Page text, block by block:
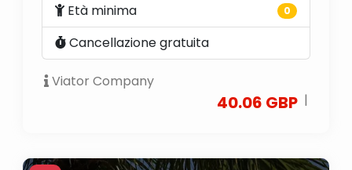
Età minima 0
Cancellazione gratuita
Viator Company
40.06 GBP |